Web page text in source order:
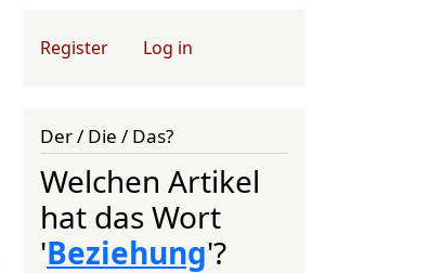
User account menu
Register Log in
Der / Die / Das?
Welchen Artikel
hat das Wort
'Beziehung'?